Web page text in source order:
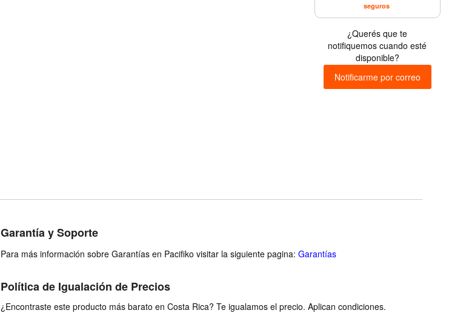
seguros
¿Querés que te
notifiquemos cuando esté
disponible?
Notificarme por correo
Garantía y Soporte
Para más información sobre Garantías en Pacifiko visitar la siguiente pagina: Garantías
Política de Igualación de Precios
¿Encontraste este producto más barato en Costa Rica? Te igualamos el precio. Aplican condiciones.